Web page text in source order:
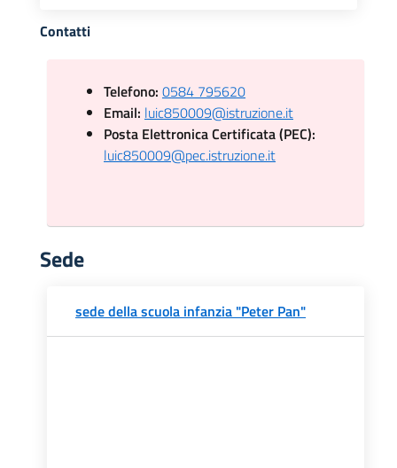
Contatti
Telefono: 0584 795620
Email: luic850009@istruzione.it
Posta Elettronica Certificata (PEC):
luic850009@pec.istruzione.it
Sede
sede della scuola infanzia "Peter Pan"